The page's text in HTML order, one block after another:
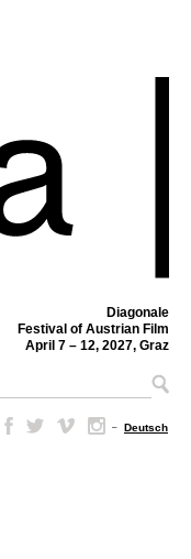
Diagonale
Festival of Austrian Film
April 7 – 12, 2027, Graz
– Deutsch